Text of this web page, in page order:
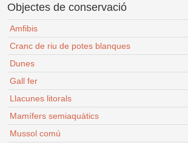
Objectes de conservació
Amfibis
Cranc de riu de potes blanques
Dunes
Gall fer
Llacunes litorals
Mamífers semiaquàtics
Mussol comú